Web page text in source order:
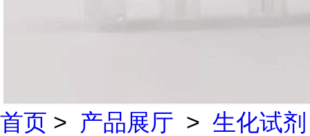
首页 > 产品展厅 > 生化试剂